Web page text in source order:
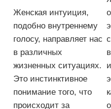
Женская интуиция,
подобно внутреннему
голосу, направляет нас
в различных
жизненных ситуациях.
Это инстинктивное
понимание того, что
происходит за